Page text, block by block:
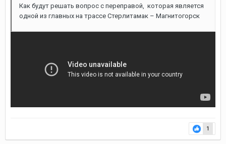
Как будут решать вопрос с переправой, которая является
одной из главных на трассе Стерлитамак – Магнитогорск
1